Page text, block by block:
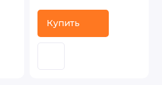
Купить